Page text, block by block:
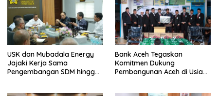
USK dan Mubadala Energy
Jajaki Kerja Sama
Pengembangan SDM hingga
Bank Aceh Tegaskan
Komitmen Dukung
Pembangunan Aceh di Usia